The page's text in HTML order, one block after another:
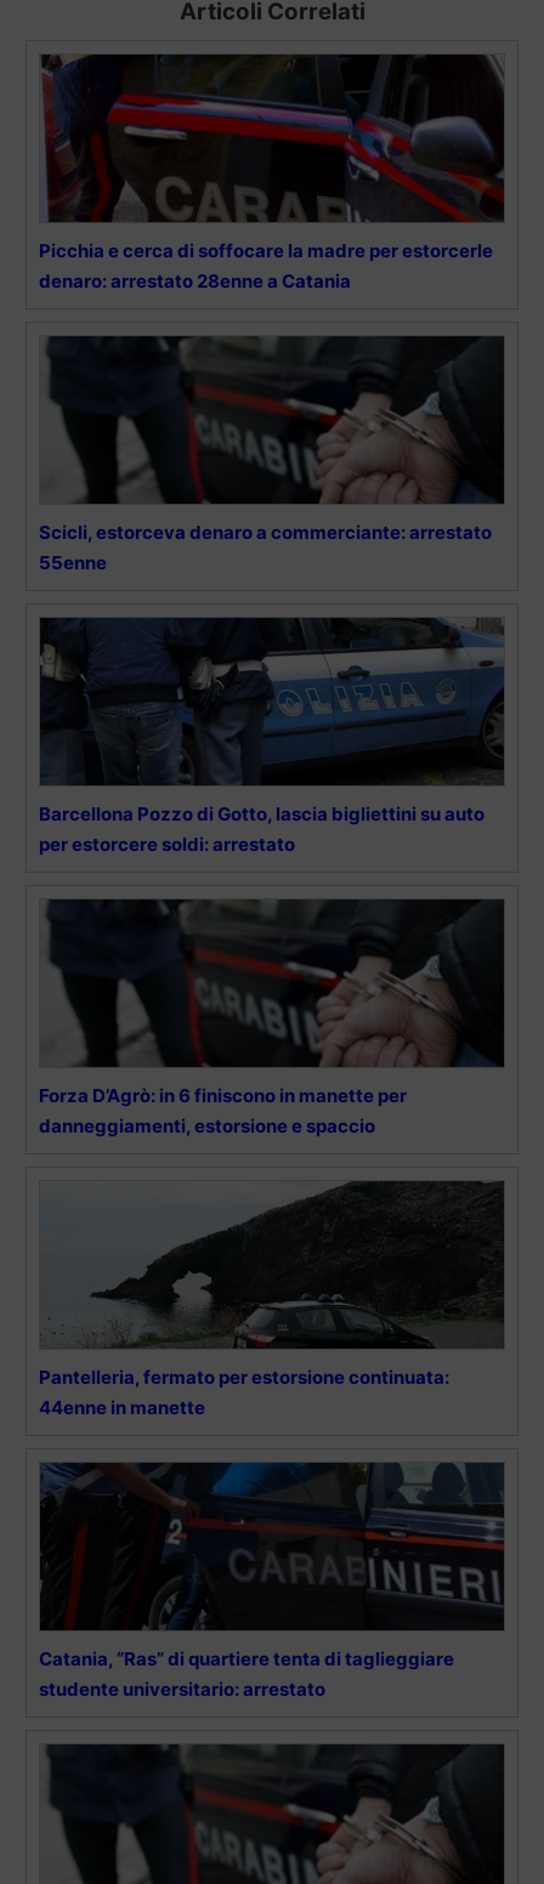
Articoli Correlati
Picchia e cerca di soffocare la madre per estorcerle
denaro: arrestato 28enne a Catania
Scicli, estorceva denaro a commerciante: arrestato
55enne
Barcellona Pozzo di Gotto, lascia bigliettini su auto
per estorcere soldi: arrestato
Forza D’Agrò: in 6 finiscono in manette per
danneggiamenti, estorsione e spaccio
Pantelleria, fermato per estorsione continuata:
44enne in manette
Catania, “Ras” di quartiere tenta di taglieggiare
studente universitario: arrestato